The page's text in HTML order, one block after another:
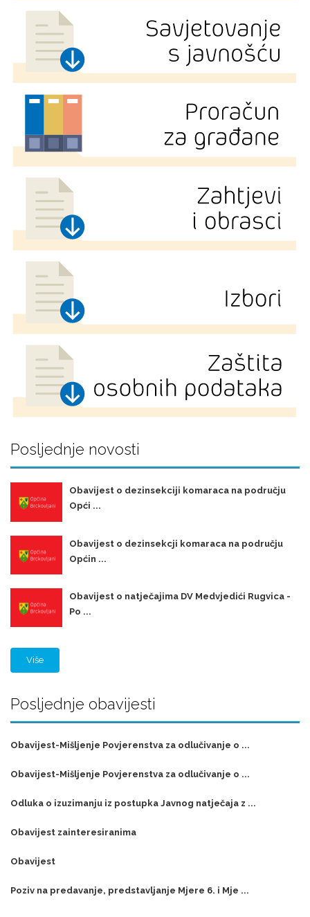
Posljednje novosti
Obavijest o dezinsekciji komaraca na području
Opći ...
Obavijest o dezinsekcji komaraca na području
Općin ...
Obavijest o natječajima DV Medvjedići Rugvica -
Po ...
Više
Posljednje obavijesti
Obavijest-Mišljenje Povjerenstva za odlučivanje o ...
Obavijest-Mišljenje Povjerenstva za odlučivanje o ...
Odluka o izuzimanju iz postupka Javnog natječaja z ...
Obavijest zainteresiranima
Obavijest
Poziv na predavanje, predstavljanje Mjere 6. i Mje ...